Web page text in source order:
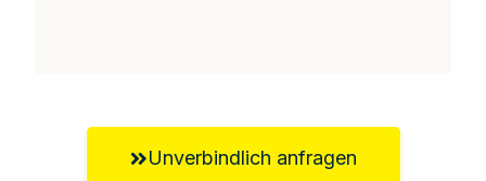
Unverbindlich anfragen